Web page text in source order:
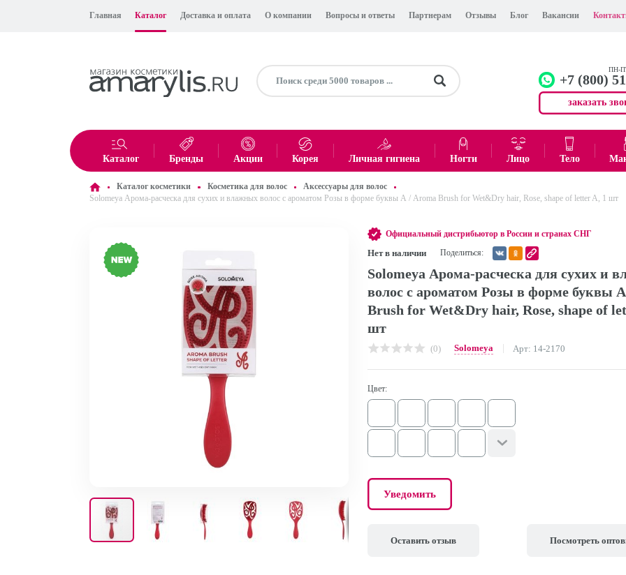
Главная Каталог Доставка и оплата О компании Вопросы и ответы Партнерам Отзывы Блог Вакансии
ПН-
+7 (800)
заказать
Офис +7 (499)
Каталог Бренды Акции Корея Личная гигиена Ногти Лицо Тело
Каталог косметики Косметика для волос
Аксессуары для волос
Solomeya Арома-расческа для сухих и влажных волос с ароматом Розы в форме буквы А / Aroma Brush for Wet&Dry hair, Rose, shape of letter A, 1 шт
Официальный дистрибьютор в России и странах СНГ
Нет в наличии Поделиться:
Solomeya Арома-расческа для сухих и
волос с ароматом Розы в форме буквы
Brush for Wet&Dry hair, Rose, shape of
шт
(0) Solomeya Арт: 14-2170
Цвет:
Уведомить
Оставить отзыв Посмотреть